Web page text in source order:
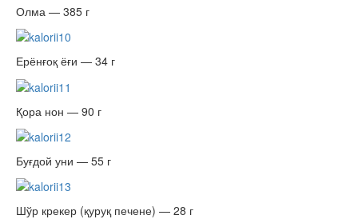
Олма — 385 г
Ерёнғоқ ёғи — 34 г
Қора нон — 90 г
Буғдой уни — 55 г
Шўр крекер (қуруқ печене) — 28 г